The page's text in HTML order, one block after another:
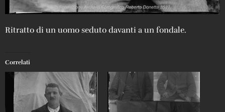
Ritratto di un uomo seduto davanti a un fondale.
Correlati